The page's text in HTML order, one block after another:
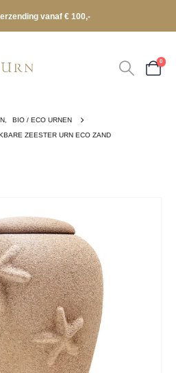
vanaf € 100,-
0
BIO / ECO URNEN
ZEESTER URN ECO ZAND